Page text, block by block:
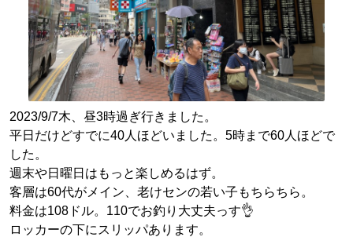
2023/9/7木、昼3時過ぎ行きました。
平日だけどすでに40人ほどいました。5時まで60人ほどで
した。
週末や日曜日はもっと楽しめるはず。
客層は60代がメイン、老けセンの若い子もちらちら。
料金は108ドル。110でお釣り大丈夫っす👌
ロッカーの下にスリッパあります。